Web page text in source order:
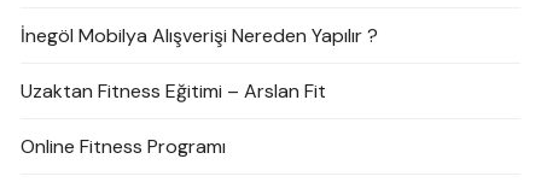
İnegöl Mobilya Alışverişi Nereden Yapılır ?
Uzaktan Fitness Eğitimi – Arslan Fit
Online Fitness Programı